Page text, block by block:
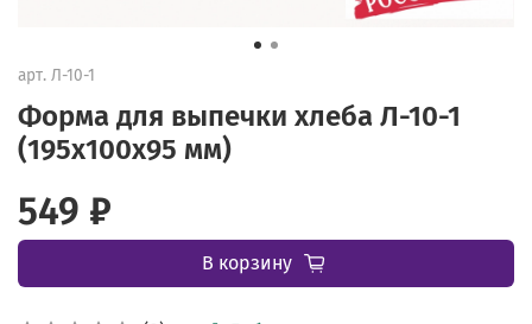
арт. Л-10-1
Форма для выпечки хлеба Л-10-1
(195х100х95 мм)
549 ₽
В корзину